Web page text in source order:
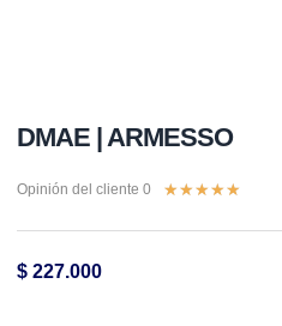
DMAE | ARMESSO
Opinión del cliente 0 ★★★★★
$ 227.000